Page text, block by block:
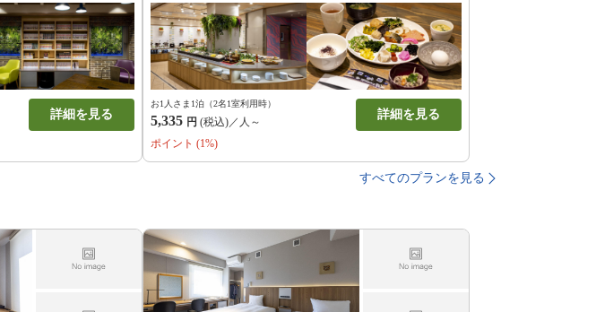
詳細を見る
お1人さま1泊（2名1室利用時）
5,335 円 (税込)／人～
詳細を見る
ポイント (1%)
すべてのプランを見る